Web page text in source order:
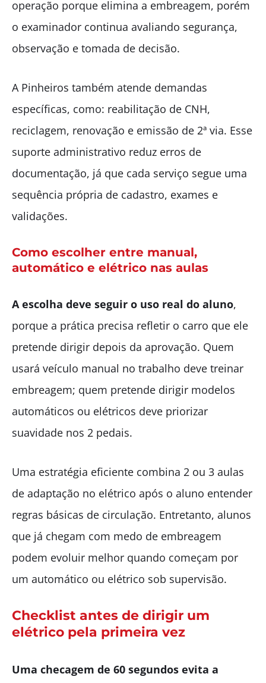
operação porque elimina a embreagem, porém
o examinador continua avaliando segurança,
observação e tomada de decisão.
A Pinheiros também atende demandas
específicas, como: reabilitação de CNH,
reciclagem, renovação e emissão de 2ª via. Esse
suporte administrativo reduz erros de
documentação, já que cada serviço segue uma
sequência própria de cadastro, exames e
validações.
Como escolher entre manual,
automático e elétrico nas aulas
A escolha deve seguir o uso real do aluno,
porque a prática precisa refletir o carro que ele
pretende dirigir depois da aprovação. Quem
usará veículo manual no trabalho deve treinar
embreagem; quem pretende dirigir modelos
automáticos ou elétricos deve priorizar
suavidade nos 2 pedais.
Uma estratégia eficiente combina 2 ou 3 aulas
de adaptação no elétrico após o aluno entender
regras básicas de circulação. Entretanto, alunos
que já chegam com medo de embreagem
podem evoluir melhor quando começam por
um automático ou elétrico sob supervisão.
Checklist antes de dirigir um
elétrico pela primeira vez
Uma checagem de 60 segundos evita a